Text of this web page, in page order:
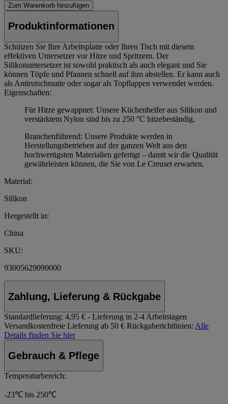
Zum Warenkorb hinzufügen
Produktinformationen
Schützen Sie Ihre Arbeitsplatte oder Ihren Tisch mit diesem
effektiven Untersetzer vor Hitze und Spritzern. Der
Silikonuntersetzer ist sowohl praktisch als auch elegant und Sie
können Töpfe und Pfannen schnell auf ihm abstellen. Er kann auch
als Antirutschmatte oder sogar als Topflappen verwendet werden.
Eigenschaften:
Für Hitze gewappnet: Unsere Küchenhelfer aus Silikon und
verstärktem Nylon sind bis zu 250 °C hitzebeständig.
Branchenführend: Unsere Produkte werden in
Herstellungsbetrieben auf der ganzen Welt aus den
hochwertigsten Materialien gefertigt – damit wir die Qualität
gewährleisten können, die Sie von Le Creuset erwarten.
Material:
Silikon
Hergestellt in:
China
SKU:
93005629090000
Zahlung, Lieferung & Rückgabe
Standardlieferung: 4,95 € - Lieferung in 2-4 Arbeitstagen
Versandkostenfreie Lieferung ab 50 € Rückgaberichtlinien: Alle
Details finden Sie hier
Gebrauch & Pflege
Temperaturbereich:
-23℃ bis 250℃